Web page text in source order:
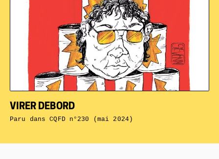
VIRER DEBORD
Paru dansCQFD n°230 (mai 2024)